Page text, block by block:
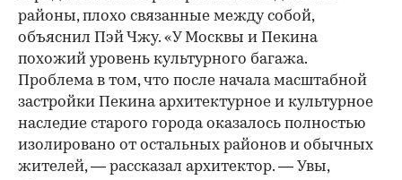
районы, плохо связанные между собой,
объяснил Пэй Чжу. «У Москвы и Пекина
похожий уровень культурного багажа.
Проблема в том, что после начала масштабной
застройки Пекина архитектурное и культурное
наследие старого города оказалось полностью
изолировано от остальных районов и обычных
жителей, — рассказал архитектор. — Увы,